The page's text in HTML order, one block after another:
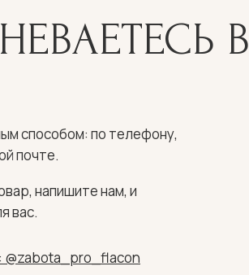
@zabota_pro_flacon
способом: по телефону,
почте.
напишите нам, и
вас.